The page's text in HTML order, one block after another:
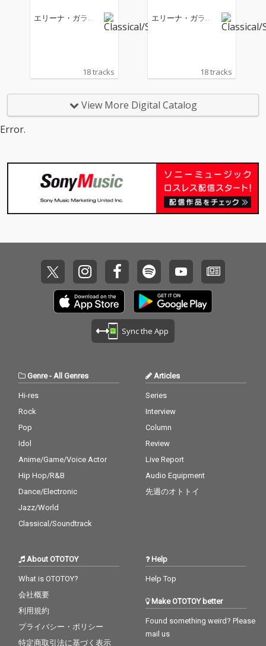
エリーナ・ガラン
18 tracks
エリーナ・ガラン
18 tracks
View More Digital Catalog
Error.
Sync the App
Genre- All Genres
Hi-res
Rock
Pop
Idol
Anime/Game/Voice Actor
Hip Hop/R&B
Dance/Electronic
Jazz/World
Classical/Soundtrack
Articles
Series
Interview
Column
Review
Live Report
Audio Equipment
先週のオトトイ
About OTOTOY
What is OTOTOY?
会社概要
利用規約
プライバシー・ポリシー
特定商取引法に基づく表示
Help
Help Top
Make OTOTOY better
Found something weird? Please
mail us